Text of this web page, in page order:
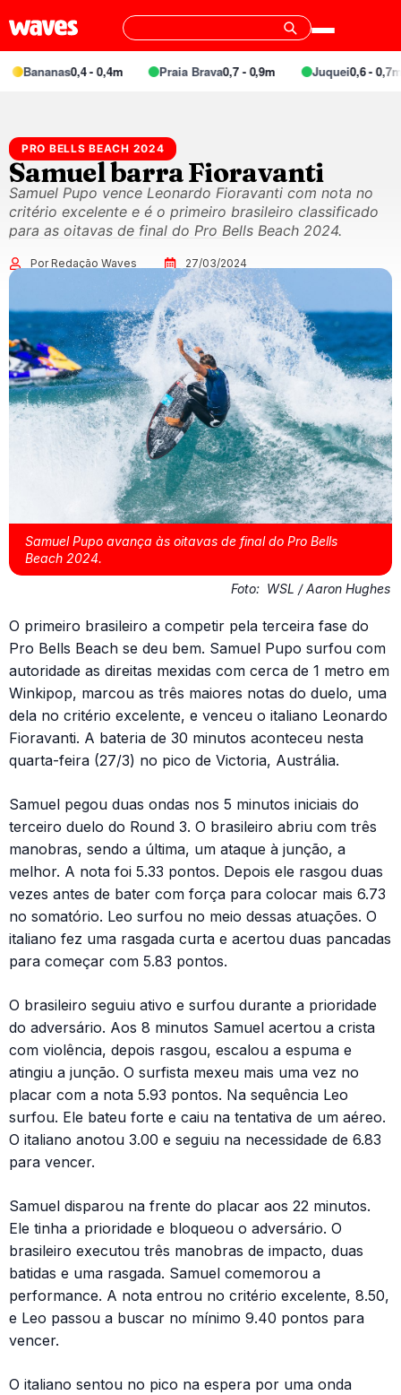
Bananas0,4 - 0,4m Praia Brava0,7 - 0,9m Juquei0,6 - 0,7m
PRO BELLS BEACH 2024
Samuel barra Fioravanti
Samuel Pupo vence Leonardo Fioravanti com nota no
critério excelente e é o primeiro brasileiro classificado
para as oitavas de final do Pro Bells Beach 2024.
Por Redação Waves 27/03/2024
Samuel Pupo avança às oitavas de final do Pro Bells
Beach 2024.
Foto: WSL / Aaron Hughes
O primeiro brasileiro a competir pela terceira fase do
Pro Bells Beach se deu bem. Samuel Pupo surfou com
autoridade as direitas mexidas com cerca de 1 metro em
Winkipop, marcou as três maiores notas do duelo, uma
dela no critério excelente, e venceu o italiano Leonardo
Fioravanti. A bateria de 30 minutos aconteceu nesta
quarta-feira (27/3) no pico de Victoria, Austrália.
Samuel pegou duas ondas nos 5 minutos iniciais do
terceiro duelo do Round 3. O brasileiro abriu com três
manobras, sendo a última, um ataque à junção, a
melhor. A nota foi 5.33 pontos. Depois ele rasgou duas
vezes antes de bater com força para colocar mais 6.73
no somatório. Leo surfou no meio dessas atuações. O
italiano fez uma rasgada curta e acertou duas pancadas
para começar com 5.83 pontos.
O brasileiro seguiu ativo e surfou durante a prioridade
do adversário. Aos 8 minutos Samuel acertou a crista
com violência, depois rasgou, escalou a espuma e
atingiu a junção. O surfista mexeu mais uma vez no
placar com a nota 5.93 pontos. Na sequência Leo
surfou. Ele bateu forte e caiu na tentativa de um aéreo.
O italiano anotou 3.00 e seguiu na necessidade de 6.83
para vencer.
Samuel disparou na frente do placar aos 22 minutos.
Ele tinha a prioridade e bloqueou o adversário. O
brasileiro executou três manobras de impacto, duas
batidas e uma rasgada. Samuel comemorou a
performance. A nota entrou no critério excelente, 8.50,
e Leo passou a buscar no mínimo 9.40 pontos para
vencer.
O italiano sentou no pico na espera por uma onda